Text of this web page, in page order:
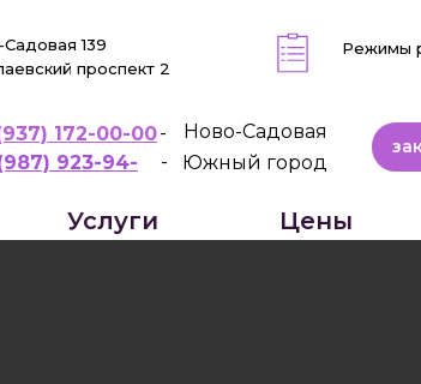
139
проспект 2
923-94-
172-00-00
-
-
Южный город
Ново-Садовая
Услуги Цены
Режимы
Эндоскопия Процедурный